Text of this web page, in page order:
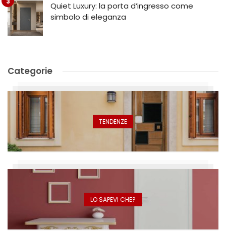
Quiet Luxury: la porta d’ingresso come
simbolo di eleganza
Categorie
TENDENZE
LO SAPEVI CHE?